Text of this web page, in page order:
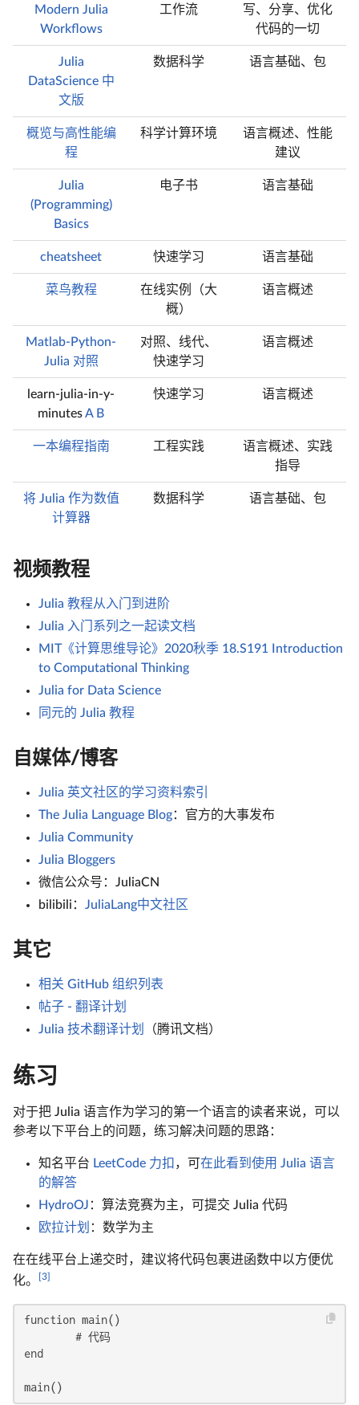
Modern Julia
Workflows
工作流
写、分享、优化
代码的一切
Julia
DataScience 中
文版
数据科学 语言基础、包
概览与高性能编
程
科学计算环境
语言概述、性能
建议
Julia
(Programming)
Basics
电子书 语言基础
cheatsheet 快速学习 语言基础
菜鸟教程
在线实例（大
概）
语言概述
Matlab-Python-
Julia 对照
对照、线代、
快速学习
语言概述
learn-julia-in-y-
minutesA B
快速学习 语言概述
一本编程指南 工程实践
语言概述、实践
指导
将 Julia 作为数值
计算器
数据科学 语言基础、包
视频教程
Julia 教程从入门到进阶
Julia 入门系列之一起读文档
MIT《计算思维导论》2020秋季 18.S191 Introduction
to Computational Thinking
Julia for Data Science
同元的 Julia 教程
自媒体/博客
Julia 英文社区的学习资料索引
The Julia Language Blog：官方的大事发布
Julia Community
Julia Bloggers
微信公众号：JuliaCN
bilibili： JuliaLang中文社区
其它
相关 GitHub 组织列表
帖子 - 翻译计划
Julia 技术翻译计划
（腾讯文档）
练习
对于把 Julia 语言作为学习的第一个语言的读者来说，可以
参考以下平台上的问题，练习解决问题的思路：
知名平台 LeetCode 力扣 ，可 在此看到使用 Julia 语言
的解答
HydroOJ ：算法竞赛为主，可提交 Julia 代码
欧拉计划 ：数学为主
在在线平台上递交时，建议将代码包裹进函数中以方便优
化。
[3]
function main()
end
main()